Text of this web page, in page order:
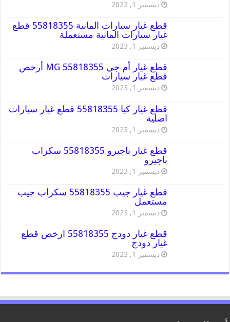
ديسمبر 1, 2023
قطع غيار سيارات المانية 55818355 قطع
غيار سيارات المانية مستعملة
ديسمبر 1, 2023
قطع غيار أم جي MG 55818355 أرخص
قطع غيار سيارات
ديسمبر 1, 2023
قطع غيار كيا 55818355 قطع غيار سيارات
اصلية
ديسمبر 1, 2023
قطع غيار باجيرو 55818355 سكراب
باجيرو
ديسمبر 1, 2023
قطع غيار جيب 55818355 سكراب جيب
مستعمل
ديسمبر 1, 2023
قطع غيار دودج 55818355 ارخص قطع
غيار دودج
ديسمبر 1, 2023